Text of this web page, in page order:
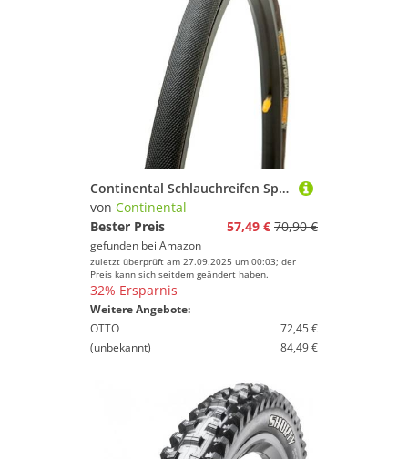
Continental Schlauchreifen Sprinter Gatorskin, Black/Black Duraskin, 25x28 mm, 0196187
von Continental
Bester Preis
57,49 € 70,90 €
gefunden bei Amazon
zuletzt überprüft am 27.09.2025 um 00:03; der
Preis kann sich seitdem geändert haben.
32% Ersparnis
Weitere Angebote:
OTTO
72,45 €
(unbekannt)
84,49 €